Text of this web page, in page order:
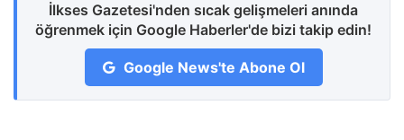
İlkses Gazetesi'nden sıcak gelişmeleri anında
öğrenmek için Google Haberler'de bizi takip edin!
Google News'te Abone Ol